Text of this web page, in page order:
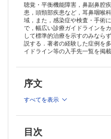
耳鳴 （神崎 晶）
突発性難聴・急性低音障害型
外リンパ瘻 （池園哲郎）
若年発症型両側性感音難聴 （
新生児聴覚スクリーニング （
遺伝性難聴 （上原奈津美）
C．人工聴覚器
一郎）
人工内耳（成人） （柿木章伸
D．めまい
良性発作性頭位めまい症 （今
メニエール病 （將積日出夫）
聴覚・平衡機能障害，鼻副鼻腔
患，頭頸部疾患など，耳鼻咽喉
域，また，感染症や検査・手術
で，幅広い診療ガイドラインを
して標準的治療を示すのみなら
説する．著者の経験した症例を
イドライン等の入手先一覧を掲載
序文
すべてを表示
目次